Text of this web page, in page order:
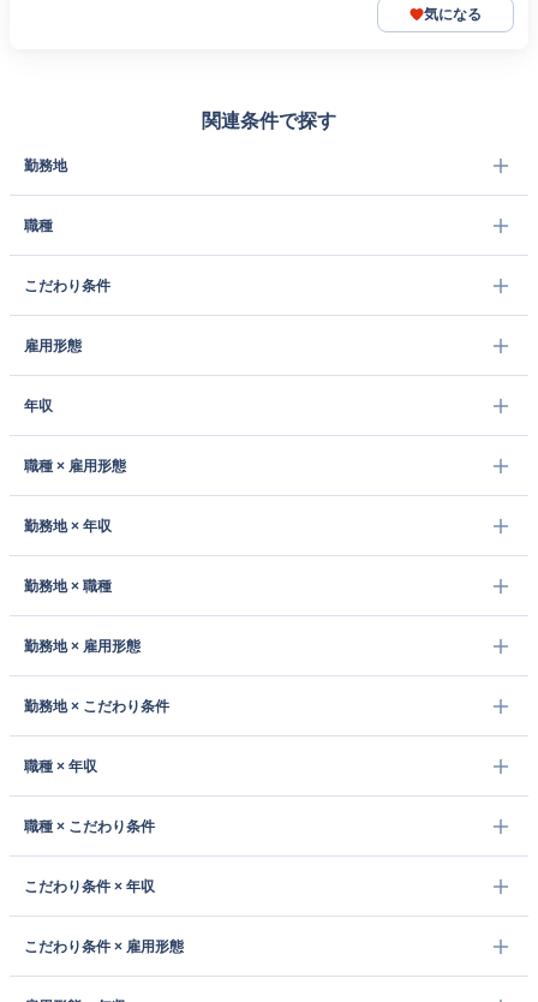
気になる
関連条件で探す
勤務地
職種
こだわり条件
雇用形態
年収
職種 × 雇用形態
勤務地 × 年収
勤務地 × 職種
勤務地 × 雇用形態
勤務地 × こだわり条件
職種 × 年収
職種 × こだわり条件
こだわり条件 × 年収
こだわり条件 × 雇用形態